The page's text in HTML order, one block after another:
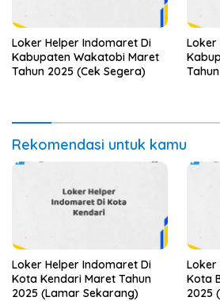
Loker Helper Indomaret Di
Kabupaten Wakatobi Maret
Tahun 2025 (Cek Segera)
Loker
Rekomendasi untuk kamu
Loker Helper Indomaret Di
Kota Kendari Maret Tahun
2025 (Lamar Sekarang)
Loker
Kota
2025